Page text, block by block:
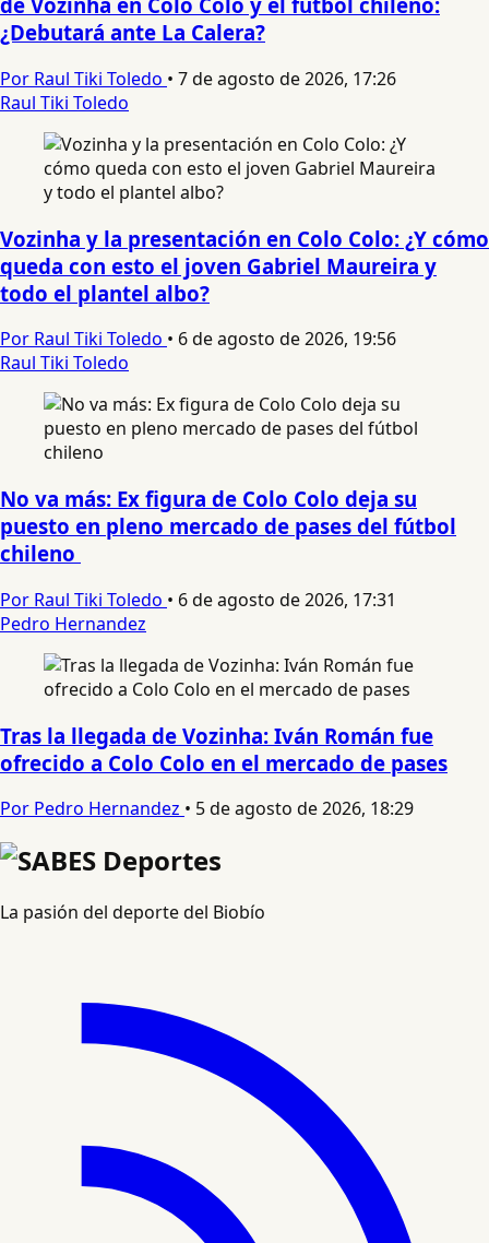
¿Debutará ante La Calera?
Por Raul Tiki Toledo • 7 de agosto de 2026, 17:26
Raul Tiki Toledo
Vozinha y la presentación en Colo Colo: ¿Y cómo
queda con esto el joven Gabriel Maureira y
todo el plantel albo?
Por Raul Tiki Toledo • 6 de agosto de 2026, 19:56
Raul Tiki Toledo
No va más: Ex figura de Colo Colo deja su
puesto en pleno mercado de pases del fútbol
chileno
Por Raul Tiki Toledo • 6 de agosto de 2026, 17:31
Pedro Hernandez
Tras la llegada de Vozinha: Iván Román fue
ofrecido a Colo Colo en el mercado de pases
Por Pedro Hernandez • 5 de agosto de 2026, 18:29
La pasión del deporte del Biobío